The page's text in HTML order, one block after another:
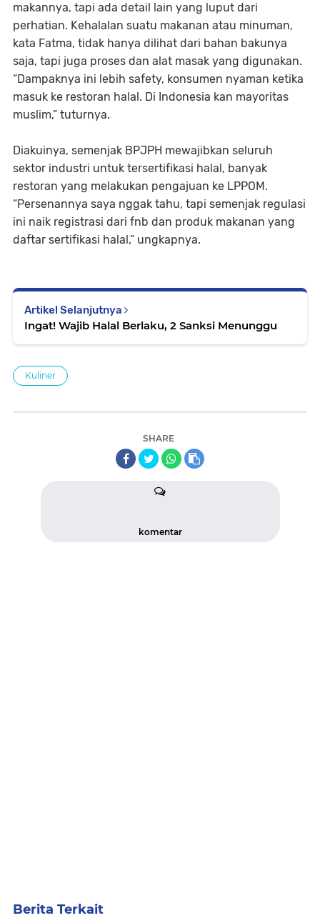
makannya, tapi ada detail lain yang luput dari
perhatian. Kehalalan suatu makanan atau minuman,
kata Fatma, tidak hanya dilihat dari bahan bakunya
saja, tapi juga proses dan alat masak yang digunakan.
“Dampaknya ini lebih safety, konsumen nyaman ketika
masuk ke restoran halal. Di Indonesia kan mayoritas
muslim,” tuturnya.
Diakuinya, semenjak BPJPH mewajibkan seluruh
sektor industri untuk tersertifikasi halal, banyak
restoran yang melakukan pengajuan ke LPPOM.
“Persenannya saya nggak tahu, tapi semenjak regulasi
ini naik registrasi dari fnb dan produk makanan yang
daftar sertifikasi halal,” ungkapnya.
Artikel Selanjutnya
Ingat! Wajib Halal Berlaku, 2 Sanksi Menunggu
Kuliner
SHARE
komentar
Berita Terkait